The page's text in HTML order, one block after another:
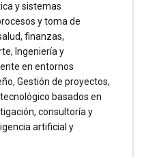
y sistemas
y toma de
finanzas,
Ingeniería y
en entornos
Gestión de proyectos,
basados en
consultoría y
artificial y